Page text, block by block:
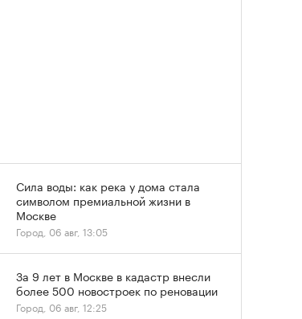
Сила воды: как река у дома стала
символом премиальной жизни в
Москве
Город, 06 авг, 13:05
За 9 лет в Москве в кадастр внесли
более 500 новостроек по реновации
Город, 06 авг, 12:25